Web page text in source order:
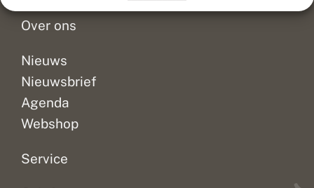
Over ons
Nieuws
Nieuwsbrief
Agenda
Webshop
Service